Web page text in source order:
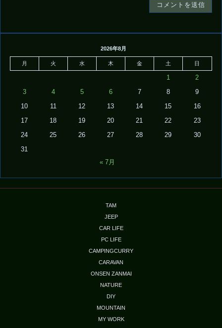
2026年8月
月 火 水 木 金 土 日
1 2
3 4 5 6 7 8 9
10 11 12 13 14 15 16
17 18 19 20 21 22 23
24 25 26 27 28 29 30
31
« 7月
TAM
JEEP
CAR LIFE
PC LIFE
CAMPINGCURRY
CARAVAN
ONSEN ZANMAI
NATURE
DIY
MOUNTAIN
MY WORK